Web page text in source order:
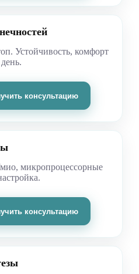
Устойчивость, комфорт
консультацию
микропроцессорные
консультацию